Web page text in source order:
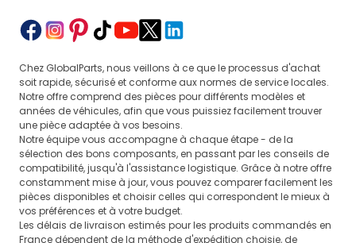
Chez GlobalParts, nous veillons à ce que le processus d'achat
soit rapide, sécurisé et conforme aux normes de service locales.
Notre offre comprend des pièces pour différents modèles et
années de véhicules, afin que vous puissiez facilement trouver
une pièce adaptée à vos besoins.
Notre équipe vous accompagne à chaque étape - de la
sélection des bons composants, en passant par les conseils de
compatibilité, jusqu'à l'assistance logistique. Grâce à notre offre
constamment mise à jour, vous pouvez comparer facilement les
pièces disponibles et choisir celles qui correspondent le mieux à
vos préférences et à votre budget.
Les délais de livraison estimés pour les produits commandés en
France dépendent de la méthode d'expédition choisie, de